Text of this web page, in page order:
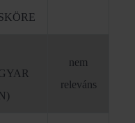
nem
releváns